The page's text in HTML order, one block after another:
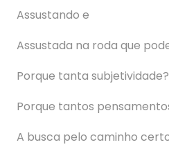
Assustando e
Assustada na roda que
Porque tanta subjetividade?
Porque tantos
A busca pelo caminho